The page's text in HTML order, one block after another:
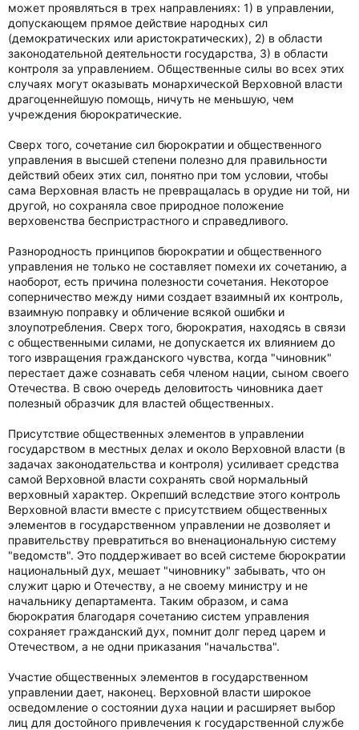
может проявляться в трех направлениях: 1) в управлении,
допускающем прямое действие народных сил
(демократических или аристократических), 2) в области
законодательной деятельности государства, 3) в области
контроля за управлением. Общественные силы во всех этих
случаях могут оказывать монархической Верховной власти
драгоценнейшую помощь, ничуть не меньшую, чем
учреждения бюрократические.
Сверх того, сочетание сил бюрократии и общественного
управления в высшей степени полезно для правильности
действий обеих этих сил, понятно при том условии, чтобы
сама Верховная власть не превращалась в орудие ни той, ни
другой, но сохраняла свое природное положение
верховенства беспристрастного и справедливого.
Разнородность принципов бюрократии и общественного
управления не только не составляет помехи их сочетанию, а
наоборот, есть причина полезности сочетания. Некоторое
соперничество между ними создает взаимный их контроль,
взаимную поправку и обличение всякой ошибки и
злоупотребления. Сверх того, бюрократия, находясь в связи
с общественными силами, не допускается их влиянием до
того извращения гражданского чувства, когда "чиновник"
перестает даже сознавать себя членом нации, сыном своего
Отечества. В свою очередь деловитость чиновника дает
полезный образчик для властей общественных.
Присутствие общественных элементов в управлении
государством в местных делах и около Верховной власти (в
задачах законодательства и контроля) усиливает средства
самой Верховной власти сохранять свой нормальный
верховный характер. Окрепший вследствие этого контроль
Верховной власти вместе с присутствием общественных
элементов в государственном управлении не дозволяет и
правительству превратиться во вненациональную систему
"ведомств". Это поддерживает во всей системе бюрократии
национальный дух, мешает "чиновнику" забывать, что он
служит царю и Отечеству, а не своему министру и не
начальнику департамента. Таким образом, и сама
бюрократия благодаря сочетанию систем управления
сохраняет гражданский дух, помнит долг перед царем и
Отечеством, а не одни приказания "начальства".
Участие общественных элементов в государственном
управлении дает, наконец. Верховной власти широкое
осведомление о состоянии духа нации и расширяет выбор
лиц для достойного привлечения к государственной службе